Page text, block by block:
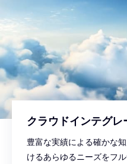
クラウドインテグレ
豊富な実績による確かな
けるあらゆるニーズをフ